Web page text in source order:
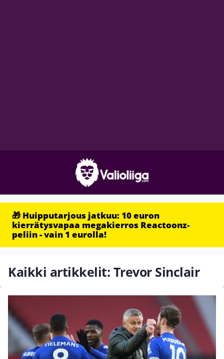
🎁 Huipputarjous jatkuu: 10 euron
kierrätysvapaa megakierros Reactoonz-
peliin - vain 1 eurolla!
Kaikki artikkelit: Trevor Sinclair